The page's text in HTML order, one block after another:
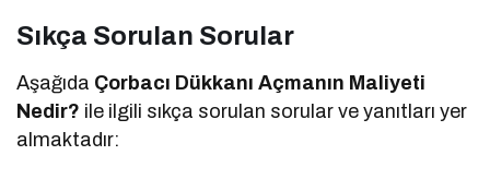
Sıkça Sorulan Sorular
Aşağıda Çorbacı Dükkanı Açmanın Maliyeti
Nedir? ile ilgili sıkça sorulan sorular ve yanıtları yer
almaktadır: